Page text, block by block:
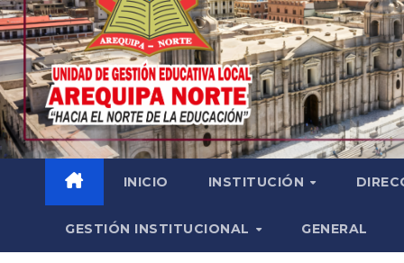
INICIO INSTITUCIÓN
GESTIÓN INSTITUCIONAL GENERAL